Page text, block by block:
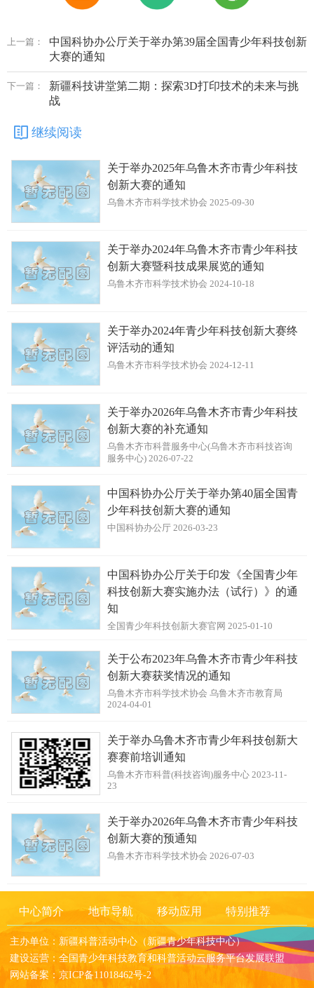
上一篇：
中国科协办公厅关于举办第39届全国青少年科技创新
大赛的通知
下一篇：
新疆科技讲堂第二期：探索3D打印技术的未来与挑
战
继续阅读
关于举办2025年乌鲁木齐市青少年科技
创新大赛的通知
乌鲁木齐市科学技术协会 2025-09-30
关于举办2024年乌鲁木齐市青少年科技
创新大赛暨科技成果展览的通知
乌鲁木齐市科学技术协会 2024-10-18
关于举办2024年青少年科技创新大赛终
评活动的通知
乌鲁木齐市科学技术协会 2024-12-11
关于举办2026年乌鲁木齐市青少年科技
创新大赛的补充通知
乌鲁木齐市科普服务中心(乌鲁木齐市科技咨询
服务中心) 2026-07-22
中国科协办公厅关于举办第40届全国青
少年科技创新大赛的通知
中国科协办公厅 2026-03-23
中国科协办公厅关于印发《全国青少年
科技创新大赛实施办法（试行）》的通
知
全国青少年科技创新大赛官网 2025-01-10
关于公布2023年乌鲁木齐市青少年科技
创新大赛获奖情况的通知
乌鲁木齐市科学技术协会 乌鲁木齐市教育局
2024-04-01
关于举办乌鲁木齐市青少年科技创新大
赛赛前培训通知
乌鲁木齐市科普(科技咨询)服务中心 2023-11-
23
关于举办2026年乌鲁木齐市青少年科技
创新大赛的预通知
乌鲁木齐市科学技术协会 2026-07-03
中心简介 地市导航 移动应用 特别推荐
主办单位：新疆科普活动中心（新疆青少年科技中心）
建设运营：全国青少年科技教育和科普活动云服务平台发展联盟
网站备案：京ICP备11018462号-2